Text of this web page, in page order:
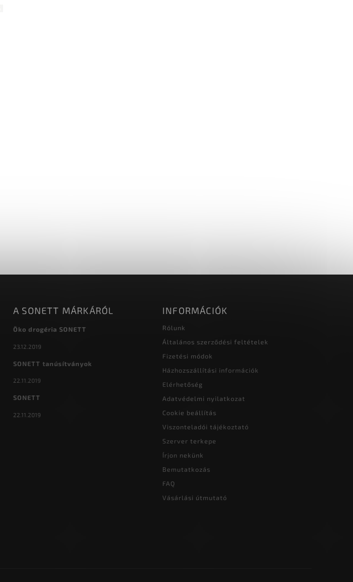
A SONETT MÁRKÁRÓL
Öko drogéria SONETT
23.12.2019
SONETT tanúsítványok
22.11.2019
SONETT
22.11.2019
INFORMÁCIÓK
Rólunk
Általános szerződési feltételek
Fizetési módok
Házhozszállítási információk
Elérhetőség
Adatvédelmi nyilatkozat
Cookie beállítás
Viszonteladói tájékoztató
Szerver terkepe
Írjon nekünk
Bemutatkozás
FAQ
Vásárlási útmutató